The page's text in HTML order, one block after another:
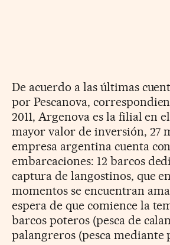
De acuerdo a las últimas
por Pescanova,
2011, Argenova es la filial en
mayor valor de inversión, 27
empresa argentina cuenta
embarcaciones: 12 barcos
captura de langostinos, que
momentos se encuentran
espera de que comience la
barcos poteros (pesca de
palangreros (pesca mediante